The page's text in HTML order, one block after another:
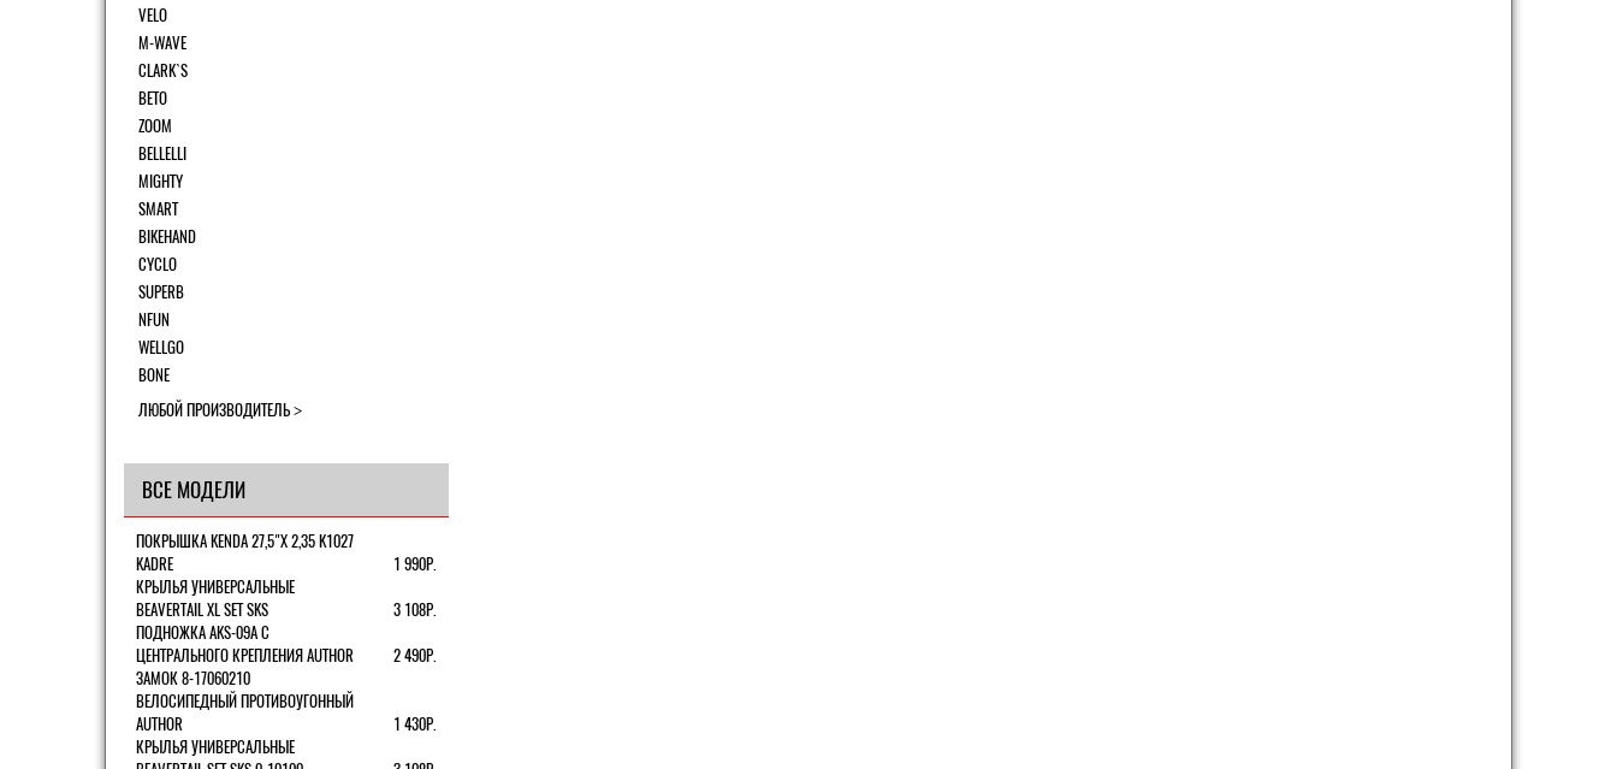
VELO
M-WAVE
CLARK`S
BETO
ZOOM
BELLELLI
MIGHTY
SMART
BIKEHAND
CYCLO
SUPERB
NFUN
WELLGO
BONE
ЛЮБОЙ ПРОИЗВОДИТЕЛЬ
ВСЕ МОДЕЛИ
ПОКРЫШКА KENDA 27,5"Х 2,35 K1027
KADRE
1 990Р.
КРЫЛЬЯ УНИВЕРСАЛЬНЫЕ
BEAVERTAIL XL SET SKS
3 108Р.
ПОДНОЖКА AKS-09A C
ЦЕНТРАЛЬНОГО КРЕПЛЕНИЯ AUTHOR
2 490Р.
ЗАМОК 8-17060210
ВЕЛОСИПЕДНЫЙ ПРОТИВОУГОННЫЙ
AUTHOR
1 430Р.
КРЫЛЬЯ УНИВЕРСАЛЬНЫЕ